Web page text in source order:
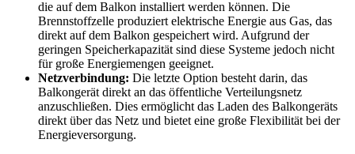
die auf dem Balkon installiert werden können. Die
Brennstoffzelle produziert elektrische Energie aus Gas, das
direkt auf dem Balkon gespeichert wird. Aufgrund der
geringen Speicherkapazität sind diese Systeme jedoch nicht
für große Energiemengen geeignet.
Netzverbindung: Die letzte Option besteht darin, das
Balkongerät direkt an das öffentliche Verteilungsnetz
anzuschließen. Dies ermöglicht das Laden des Balkongeräts
direkt über das Netz und bietet eine große Flexibilität bei der
Energieversorgung.